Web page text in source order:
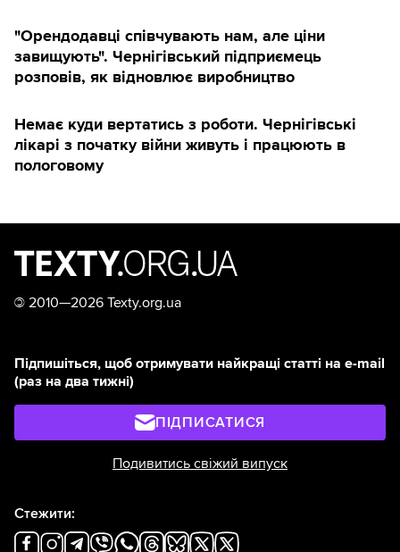
"Орендодавці співчувають нам, але ціни
завищують". Чернігівський підприємець
розповів, як відновлює виробництво
Немає куди вертатись з роботи. Чернігівські
лікарі з початку війни живуть і працюють в
пологовому
© 2010—2026 Texty.org.ua
Підпишіться, щоб отримувати найкращі статті на e-mail
(раз на два тижні)
ПІДПИСАТИСЯ
Подивитись свіжий випуск
Стежити: